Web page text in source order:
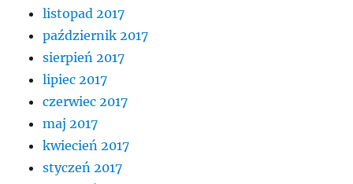
listopad 2017
październik 2017
sierpień 2017
lipiec 2017
czerwiec 2017
maj 2017
kwiecień 2017
styczeń 2017